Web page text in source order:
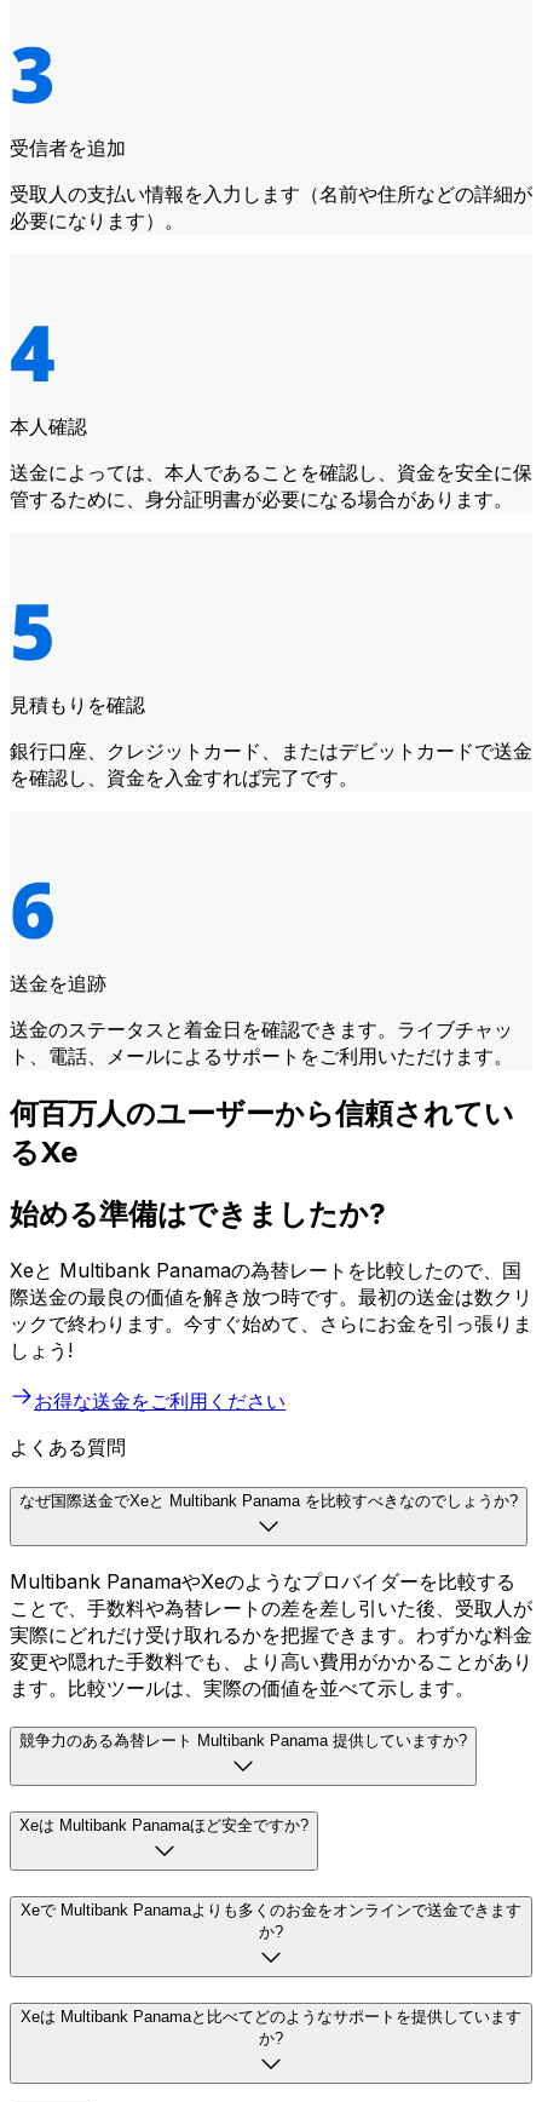
受信者を追加
受取人の支払い情報を入力します（名前や住所などの詳細が
必要になります）。
本人確認
送金によっては、本人であることを確認し、資金を安全に保
管するために、身分証明書が必要になる場合があります。
見積もりを確認
銀行口座、クレジットカード、またはデビットカードで送金
を確認し、資金を入金すれば完了です。
送金を追跡
送金のステータスと着金日を確認できます。ライブチャッ
ト、電話、メールによるサポートをご利用いただけます。
何百万人のユーザーから信頼されてい
るXe
始める準備はできましたか?
Xeと Multibank Panamaの為替レートを比較したので、国
際送金の最良の価値を解き放つ時です。最初の送金は数クリ
ックで終わります。今すぐ始めて、さらにお金を引っ張りま
しょう!
お得な送金をご利用ください
よくある質問
なぜ国際送金でXeと Multibank Panama を比較すべきなのでしょうか?
Multibank PanamaやXeのようなプロバイダーを比較する
ことで、手数料や為替レートの差を差し引いた後、受取人が
実際にどれだけ受け取れるかを把握できます。わずかな料金
変更や隠れた手数料でも、より高い費用がかかることがあり
ます。比較ツールは、実際の価値を並べて示します。
競争力のある為替レート Multibank Panama 提供していますか?
Xeは Multibank Panamaほど安全ですか?
Xeで Multibank Panamaよりも多くのお金をオンラインで送金できます
か?
Xeは Multibank Panamaと比べてどのようなサポートを提供しています
か?